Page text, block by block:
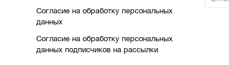
Согласие на обработку персональных
данных
Согласие на обработку персональных
данных подписчиков на рассылки